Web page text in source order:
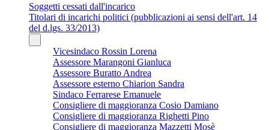
Soggetti cessati dall'incarico
Titolari di incarichi politici (pubblicazioni ai sensi dell'art. 14
del d.lgs. 33/2013)
Vicesindaco Rossin Lorena
Assessore Marangoni Gianluca
Assessore Buratto Andrea
Assessore esterno Chiarion Sandra
Sindaco Ferrarese Emanuele
Consigliere di maggioranza Cosio Damiano
Consigliere di maggioranza Righetti Pino
Consigliere di maggioranza Mazzetti Mosè